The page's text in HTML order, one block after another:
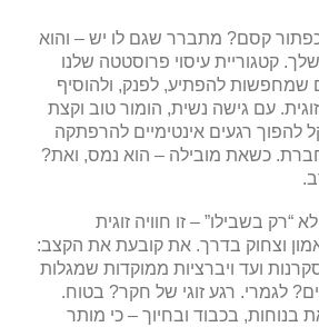
קסם? מתברר שגם לו יש – והוא
קטגוריית עיסוי פרוסטטה שלנו
שמחפשות להפתיע, לפנק, ולהוסיף
עם גישה נשית, הומור טוב וקצת
להפוך רגעים אינטימיים להרפתקה
כשאת מובילה – הוא נמס, ואת?
“רק בשבילו” – זו חוויה זוגית
וצחוק בדרך. את קובעת את הקצב:
ועד ויברציות ממוקדות שמגלות
לגמרי. רגע זוגי של חקר? בטוח.
בנוחות, בכבוד ובחיוך – כי מותר